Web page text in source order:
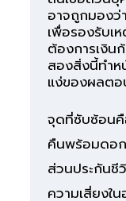
อาจถูกมองว่
เพื่อรองรับเ
ต้องการเงิน
สองสิ่งนี้ทำห
แง่ของผลตอ
จุดที่ซับซ้อนคื
คืนพร้อมดอก
ส่วนประกันชี
ความเสี่ยงใ